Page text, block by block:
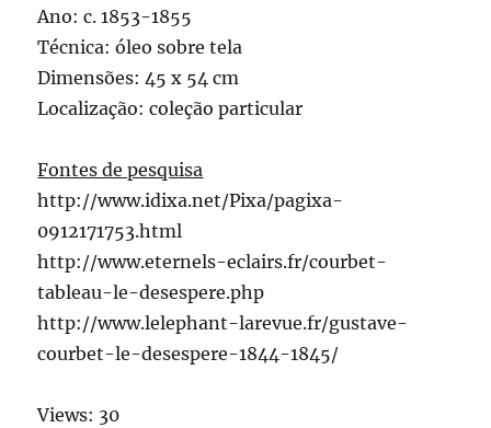
Ano: c. 1853-1855
Técnica: óleo sobre tela
Dimensões: 45 x 54 cm
Localização: coleção particular
Fontes de pesquisa
http://www.idixa.net/Pixa/pagixa-
0912171753.html
http://www.eternels-eclairs.fr/courbet-
tableau-le-desespere.php
http://www.lelephant-larevue.fr/gustave-
courbet-le-desespere-1844-1845/
Views: 30